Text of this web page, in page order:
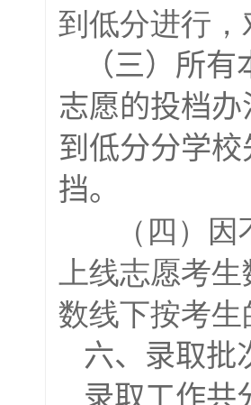
到低分进行
（三）所
志愿的投档
到低分分学
挡。
（四）
上线志愿考
数线下按考
六、录取批
录取工作共